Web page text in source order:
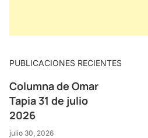
PUBLICACIONES RECIENTES
Columna de Omar
Tapia 31 de julio
2026
julio 30, 2026